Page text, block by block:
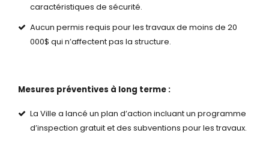
caractéristiques de sécurité.
Aucun permis requis pour les travaux de moins de 20
000$ qui n’affectent pas la structure.
Mesures préventives à long terme :
La Ville a lancé un plan d’action incluant un programme
d’inspection gratuit et des subventions pour les travaux.